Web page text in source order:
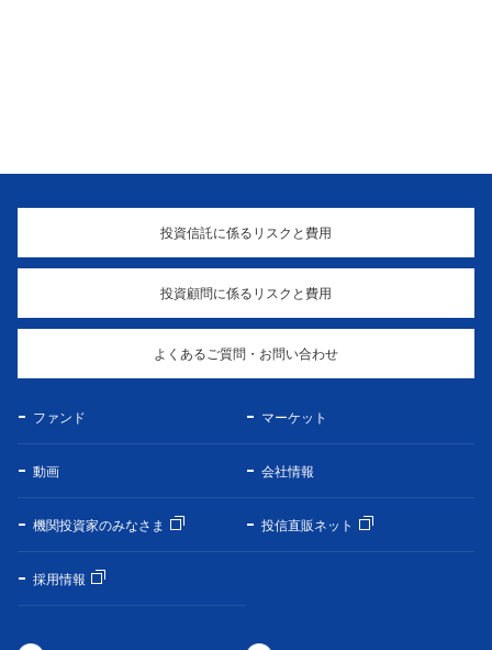
投資信託に係るリスクと費用
投資顧問に係るリスクと費用
よくあるご質問・お問い合わせ
ファンド マーケット
動画 会社情報
機関投資家のみなさま 投信直販ネット
採用情報